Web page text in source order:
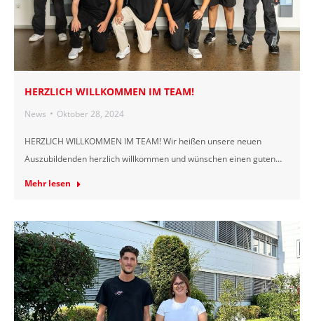
HERZLICH WILLKOMMEN IM TEAM!
News Oktober 28, 2024
HERZLICH WILLKOMMEN IM TEAM! Wir heißen unsere neuen
Auszubildenden herzlich willkommen und wünschen einen guten…
Mehr lesen